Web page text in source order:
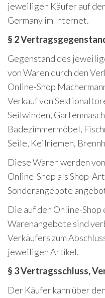
jeweiligen Käufer auf
Germany im Internet.
§ 2
Gegenstand des
von Waren durch den
Online-Shop
Verkauf von
Seilwinden,
Badezimmermöbel,
Seile, Keilriemen,
Diese Waren werden
Online-Shop als Shop-
Sonderangebote
Die auf den Online-
Warenangebote sind
Verkäufers zum
jeweiligen Artikel.
§ 3 Vertragsschluss,
Der Käufer kann über